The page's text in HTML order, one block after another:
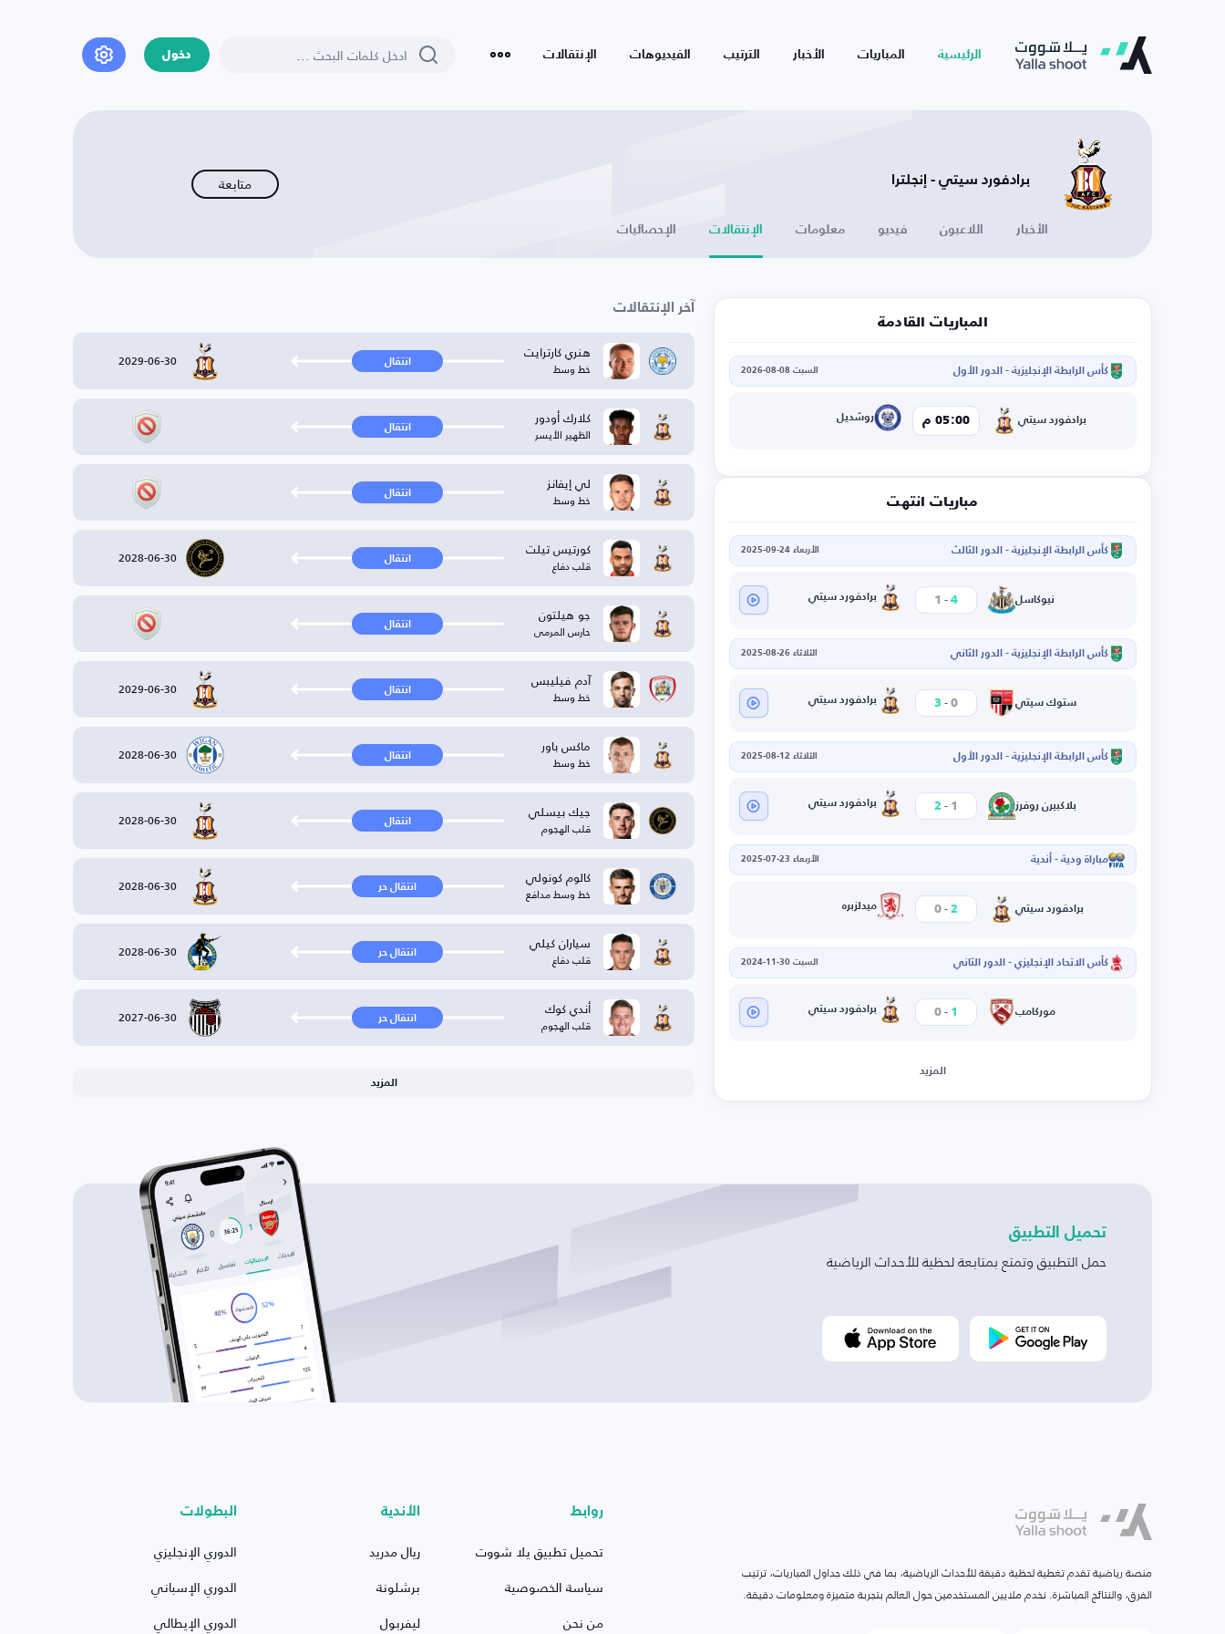
الرئيسية المباريات الأخبار الترتيب الفيديوهات الإنتقالات دخول
برادفورد سيتي - إنجلترا متابعة
الأخبار اللاعبون فيديو معلومات الإنتقالات الإحصائيات
المباريات القادمة
كأس الرابطة الإنجليزية - الدور الأول السبت 08-08-2026
برادفورد سيتي 05:00 م روشديل
مباريات انتهت
كأس الرابطة الإنجليزية - الدور الثالث الأربعاء 24-09-2025
نيوكاسل 4
-
1 برادفورد سيتي
كأس الرابطة الإنجليزية - الدور الثاني الثلاثاء 26-08-2025
ستوك سيتي 0
-
3 برادفورد سيتي
كأس الرابطة الإنجليزية - الدور الأول الثلاثاء 12-08-2025
بلاكبيرن روفرز 1
-
2 برادفورد سيتي
مباراة ودية - أندية الأربعاء 23-07-2025
برادفورد سيتي 2
-
0 ميدلزبره
كأس الاتحاد الإنجليزي - الدور الثاني السبت 30-11-2024
موركامب 1
-
0 برادفورد سيتي
المزيد
آخر الإنتقالات
هنري كارترايت
خط وسط انتقال 2029-06-30
كلارك أودور
الظهير الأيسر انتقال
لي إيفانز
خط وسط انتقال
كورتيس تيلت
قلب دفاع انتقال 2028-06-30
جو هيلتون
حارس المرمى انتقال
آدم فيليبس
خط وسط انتقال 2029-06-30
ماكس باور
خط وسط انتقال 2028-06-30
جيك بيسلي
قلب الهجوم انتقال 2028-06-30
كالوم كونولي
خط وسط مدافع انتقال حر 2028-06-30
سياران كيلي
قلب دفاع انتقال حر 2028-06-30
أندي كوك
قلب الهجوم انتقال حر 2027-06-30
المزيد
تحميل التطبيق
حمل التطبيق وتمتع بمتابعة لحظية للأحداث الرياضية
منصة رياضية تقدم تغطية لحظية دقيقة للأحداث الرياضية، بما في ذلك جداول المباريات، ترتيب
الفرق، والنتائج المباشرة. نخدم ملايين المستخدمين حول العالم بتجربة متميزة ومعلومات دقيقة.
روابط
تحميل تطبيق يلا شووت
سياسة الخصوصية
من نحن
الأندية
ريال مدريد
برشلونة
ليفربول
البطولات
الدوري الإنجليزي
الدوري الإسباني
الدوري الإيطالي